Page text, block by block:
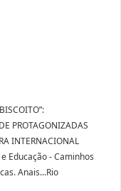
PROTAGONIZADAS
INTERNACIONAL
Educação - Caminhos
Anais...Rio